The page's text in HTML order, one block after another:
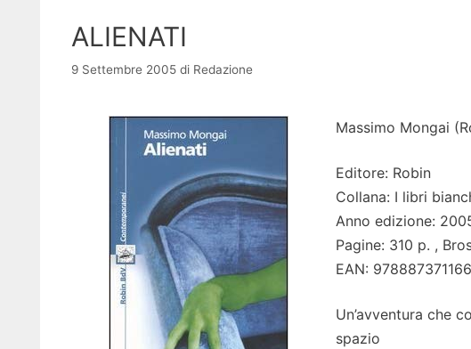
ALIENATI
9 Settembre 2005 di Redazione
Massimo Mongai
Editore: Robin
Collana: I libri
Anno edizione:
Pagine: 310 p. ,
EAN:
Un’avventura che
spazio